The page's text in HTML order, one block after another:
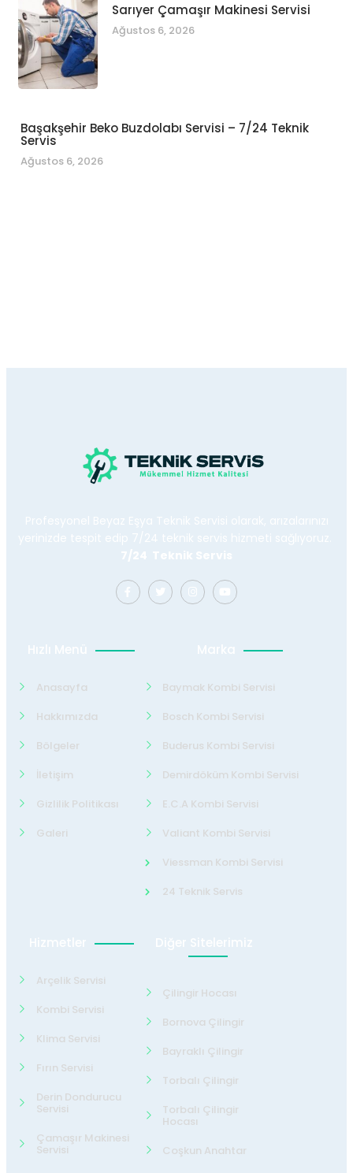
Sarıyer Çamaşır Makinesi Servisi
Ağustos 6, 2026
Başakşehir Beko Buzdolabı Servisi – 7/24 Teknik
Servis
Ağustos 6, 2026
Profesyonel Beyaz Eşya Teknik Servisi olarak, arızalarınızı
yerinizde tespit edip 7/24 teknik servis hizmeti sağlıyoruz.
7/24 Teknik Servis
Hızlı Menü
Anasayfa
Hakkımızda
Bölgeler
İletişim
Gizlilik Politikası
Galeri
Marka
Baymak Kombi Servisi
Bosch Kombi Servisi
Buderus Kombi Servisi
Demirdöküm Kombi Servisi
E.C.A Kombi Servisi
Valiant Kombi Servisi
Viessman Kombi Servisi
24 Teknik Servis
Hizmetler
Arçelik Servisi
Kombi Servisi
Klima Servisi
Fırın Servisi
Derin Dondurucu
Servisi
Çamaşır Makinesi
Servisi
Diğer Sitelerimiz
Çilingir Hocası
Bornova Çilingir
Bayraklı Çilingir
Torbalı Çilingir
Torbalı Çilingir
Hocası
Coşkun Anahtar